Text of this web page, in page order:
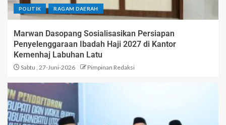
POLITIK RAGAM DAERAH
Marwan Dasopang Sosialisasikan Persiapan
Penyelenggaraan Ibadah Haji 2027 di Kantor
Kemenhaj Labuhan Latu
Sabtu , 27-Juni-2026 Pimpinan Redaksi